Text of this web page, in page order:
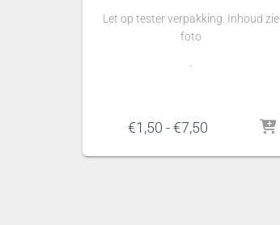
Let op tester verpakking. Inhoud zie
foto
€1,50 - €7,50 Prijsklasse:
tot